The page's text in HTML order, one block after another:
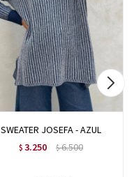
SWEATER JOSEFA - AZUL
$ 3.250 $6.500